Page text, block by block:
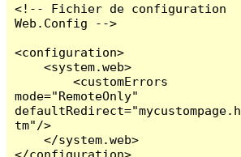
<!-- Fichier de configuration
Web.Config -->
<configuration>
    <system.web>
        <customErrors
mode="RemoteOnly"
defaultRedirect="mycustompage.h
tm"/>
    </system.web>
</configuration>